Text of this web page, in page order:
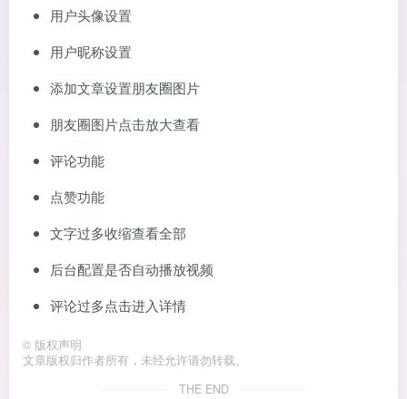
用户头像设置
用户昵称设置
添加文章设置朋友圈图片
朋友圈图片点击放大查看
评论功能
点赞功能
文字过多收缩查看全部
后台配置是否自动播放视频
评论过多点击进入详情
© 版权声明
文章版权归作者所有，未经允许请勿转载。
THE END